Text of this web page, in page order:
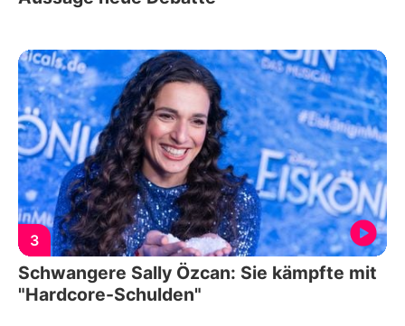
3
Schwangere Sally Özcan: Sie kämpfte mit
"Hardcore-Schulden"